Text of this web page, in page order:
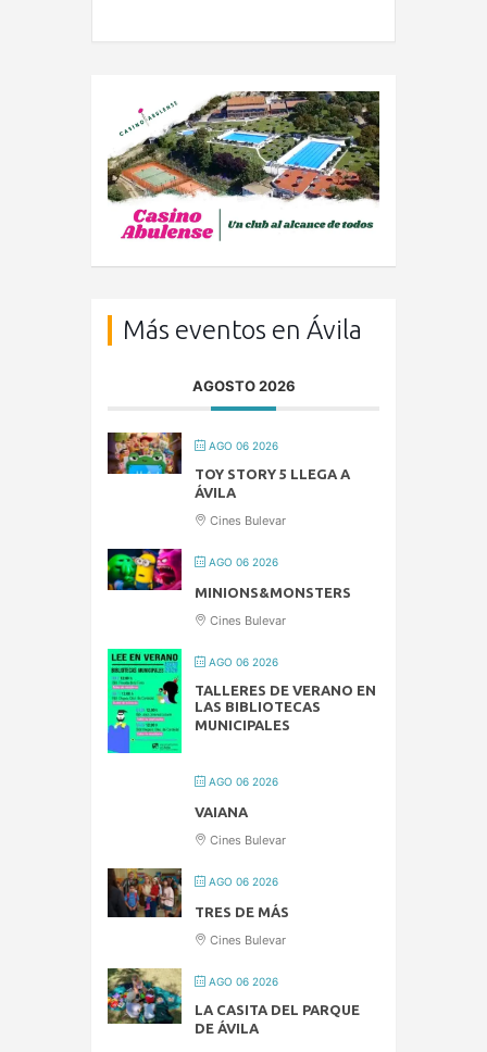
Más eventos en Ávila
AGOSTO 2026
AGO 06 2026
TOY STORY 5 LLEGA A
ÁVILA
Cines Bulevar
AGO 06 2026
MINIONS&MONSTERS
Cines Bulevar
AGO 06 2026
TALLERES DE VERANO EN
LAS BIBLIOTECAS
MUNICIPALES
AGO 06 2026
VAIANA
Cines Bulevar
AGO 06 2026
TRES DE MÁS
Cines Bulevar
AGO 06 2026
LA CASITA DEL PARQUE
DE ÁVILA